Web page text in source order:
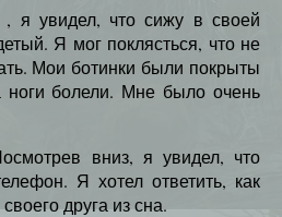
, я увидел, что сижу в своей
Я мог поклясться, что не
Мои ботинки были покрыты
болели. Мне было очень
вниз, я увидел, что
Я хотел ответить, как
друга из сна.